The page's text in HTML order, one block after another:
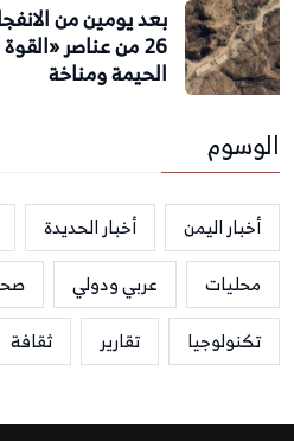
بعد يومين من
26 من عناصر
الحيمة ومناخة
الوسوم
أخبار اليمن أخبار الحديدة
محليات
عربي ودولي
تكنولوجيا
تقارير ثقافة